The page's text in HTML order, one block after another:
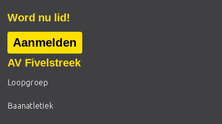
Word nu lid!
Aanmelden
AV Fivelstreek
Loopgroep
Baanatletiek